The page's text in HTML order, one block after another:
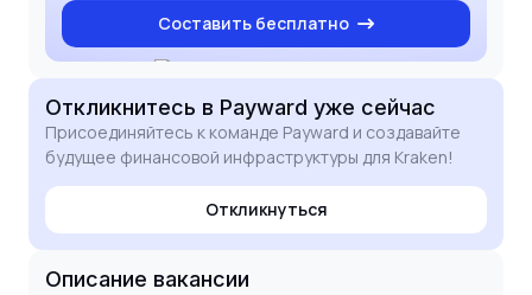
Составить бесплатно
Откликнитесь в Payward уже сейчас
Присоединяйтесь к команде Payward и создавайте
будущее финансовой инфраструктуры для Kraken!
Откликнуться
Описание вакансии